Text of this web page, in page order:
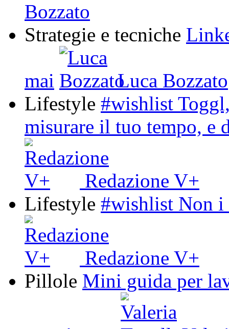
Bozzato
Strategie e tecniche
mai
Luca Bozzato
Lifestyle #wishlist
misurare il tuo tempo, e
Redazione V+
Lifestyle #wishlist Non i
Redazione V+
Pillole Mini guida per